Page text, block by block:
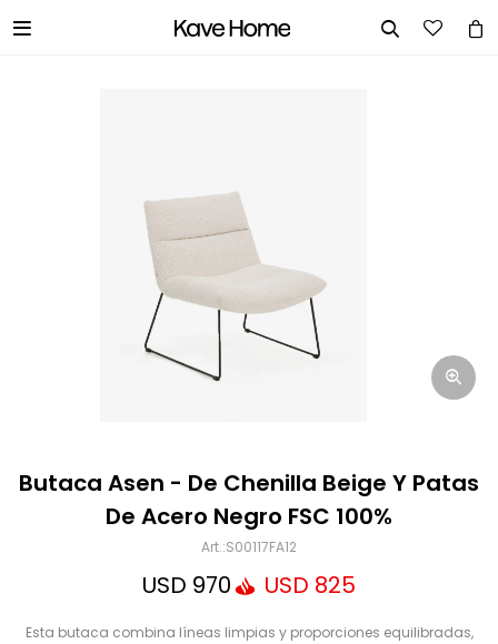
 
Butaca Asen - De Chenilla Beige Y Patas
De Acero Negro FSC 100%
S00117FA12
USD 970 USD 825
Esta butaca combina líneas limpias y proporciones equilibradas,
Correo electrónico